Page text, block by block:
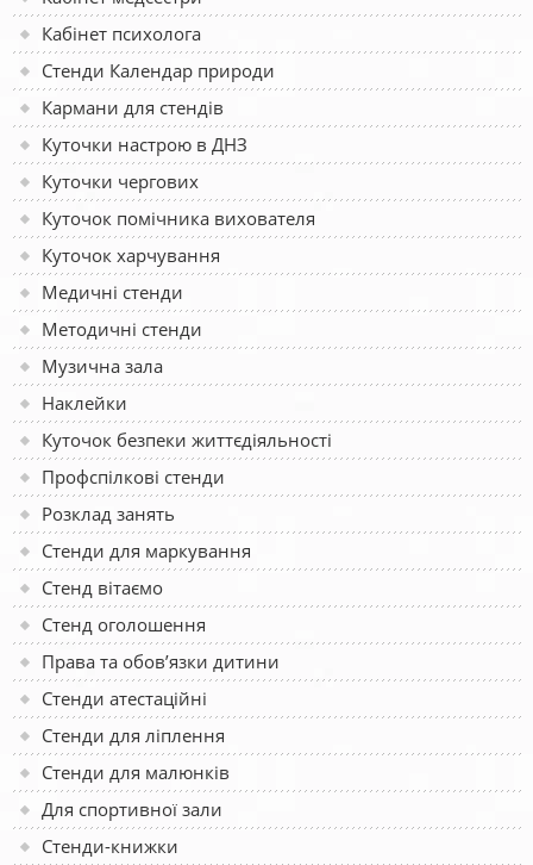
Кабінет психолога
Стенди Календар природи
Кармани для стендів
Куточки настрою в ДНЗ
Куточки чергових
Куточок помічника вихователя
Куточок харчування
Медичні стенди
Методичні стенди
Музична зала
Наклейки
Куточок безпеки життєдіяльності
Профспілкові стенди
Розклад занять
Стенди для маркування
Стенд вітаємо
Стенд оголошення
Права та обов’язки дитини
Стенди атестаційні
Стенди для ліплення
Стенди для малюнків
Для спортивної зали
Стенди-книжки